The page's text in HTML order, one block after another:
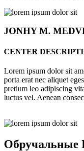
JONHYM.
CENTER
Lorem ipsum dolor sit
porta erat nec aliquet
pretium leo adipiscing
luctus vel. Aenean
Обручальные